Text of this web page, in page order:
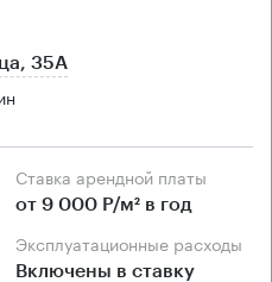
35А
Ставка арендной платы
от 9 000 Р/м² в год
Эксплуатационные расходы
Включены в ставку